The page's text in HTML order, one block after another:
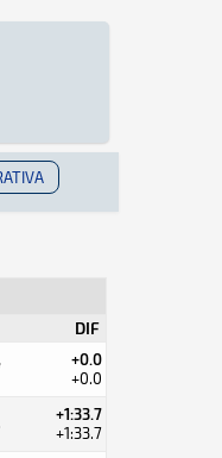
la
DIF
+0.0
+0.0
+1:33.7
+1:33.7